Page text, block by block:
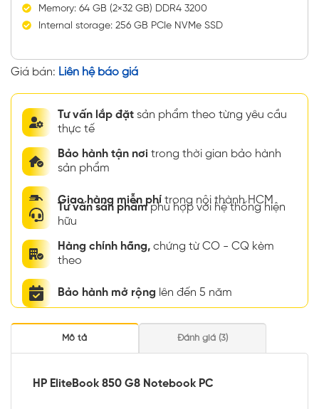
Memory: 64 GB (2×32 GB) DDR4 3200
Internal storage: 256 GB PCIe NVMe SSD
Giá bán: Liên hệ báo giá
Tư vấn lắp đặt sản phẩm theo từng yêu cầu
thực tế
Bảo hành tận nơi trong thời gian bảo hành
sản phẩm
Giao hàng miễn phí trong nội thành HCM
Tư vấn sản phẩmphù hợp với hệ thống hiện
hữu
Hàng chính hãng, chứng từ CO - CQ kèm
theo
Bảo hành mở rộng lên đến 5 năm
Mô tả Đánh giá (3)
HP EliteBook 850 G8 Notebook PC